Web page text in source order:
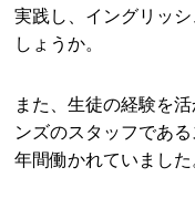
実践し、イングリッ
しょうか。
また、生徒の経験を
ンズのスタッフであ
年間働かれていました